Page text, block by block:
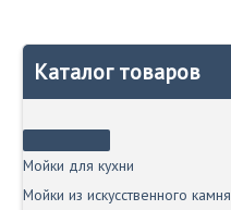
Каталог товаров
Мойки для кухни
Мойки из искусственного камня